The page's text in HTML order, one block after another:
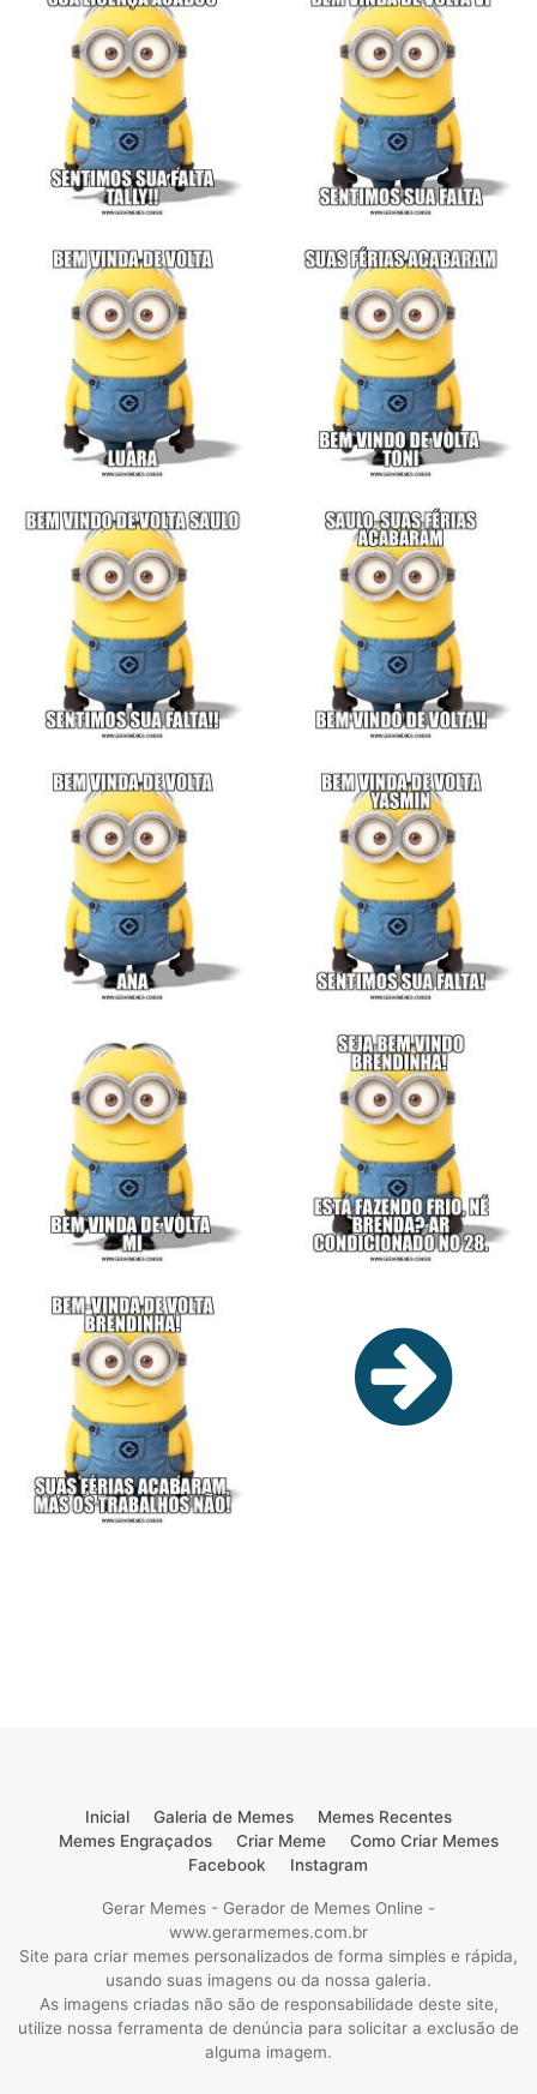
Inicial Galeria de Memes
Memes Recentes
Memes Engraçados
Criar Meme
Como Criar Memes
Facebook
Instagram
Gerar Memes - Gerador de Memes Online -
www.gerarmemes.com.br
Site para criar memes personalizados de forma simples e rápida,
usando suas imagens ou da nossa galeria.
As imagens criadas não são de responsabilidade deste site,
utilize nossa ferramenta de denúncia para solicitar a exclusão de
alguma imagem.